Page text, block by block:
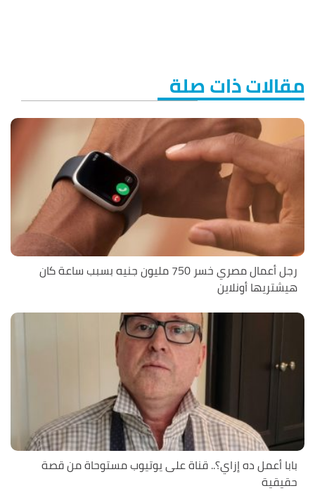
مقالات ذات صلة
رجل أعمال مصري خسر 750 مليون جنيه بسبب ساعة كان
هيشتريها أونلاين
بابا أعمل ده إزاي؟.. قناة على يوتيوب مستوحاة من قصة
حقيقية